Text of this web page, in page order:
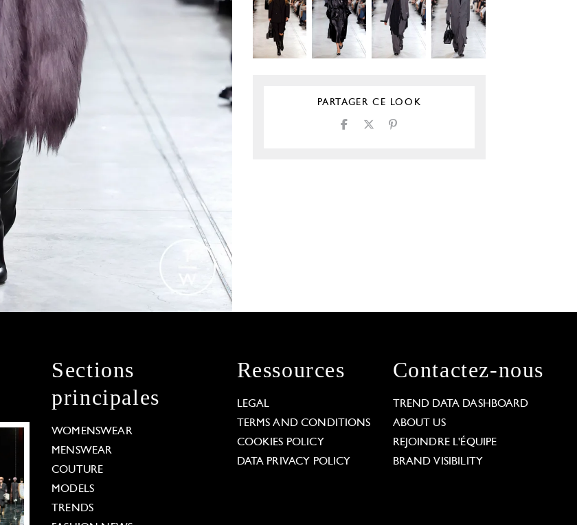
PARTAGER CE LOOK
Sections
principales
WOMENSWEAR
MENSWEAR
COUTURE
MODELS
TRENDS
Ressources
LEGAL
TERMS AND CONDITIONS
COOKIES POLICY
DATA PRIVACY POLICY
Contactez-nous
TREND DATA DASHBOARD
ABOUT US
REJOINDRE L'ÉQUIPE
BRAND VISIBILITY